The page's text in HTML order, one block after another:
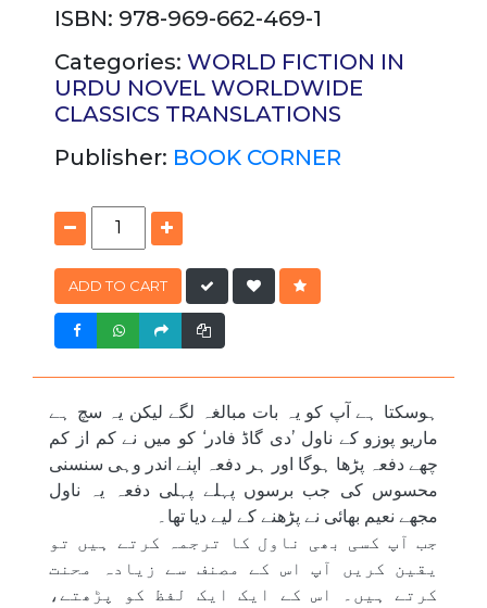
ISBN: 978-969-662-469-1
Categories: WORLD FICTION IN
URDU NOVEL WORLDWIDE
CLASSICS TRANSLATIONS
Publisher: BOOK CORNER
ADD TO CART
ہوسکتا ہے آپ کو یہ بات مبالغہ لگے لیکن یہ سچ ہے
ماریو پوزو کے ناول ’دی گاڈ فادر‘ کو میں نے کم از کم
چھے دفعہ پڑھا ہوگا اور ہر دفعہ اپنے اندر وہی سنسنی
محسوس کی جب برسوں پہلے پہلی دفعہ یہ ناول
مجھے نعیم بھائی نے پڑھنے کے لیے دیا تھا۔
جب آپ کسی بھی ناول کا ترجمہ کرتے ہیں تو
یقین کریں آپ اس کے مصنف سے زیادہ محنت
کرتے ہیں۔ اس کے ایک ایک لفظ کو پڑھتے،